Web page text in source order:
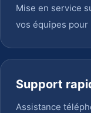
Mise en service
vos équipes pour
Support
Assistance